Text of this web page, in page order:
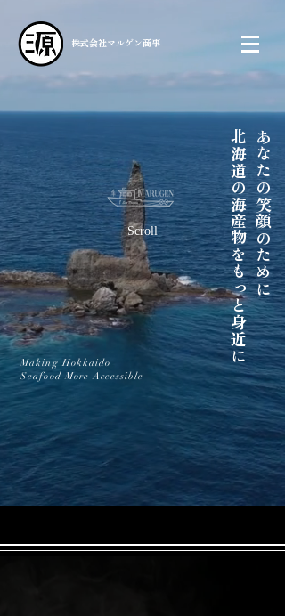
株式会社マルゲン商事
Scroll
Making Hokkaido
Seafood More Accessible
​あなたの
笑顔のために
​北海道の海産物を
もっと身近に